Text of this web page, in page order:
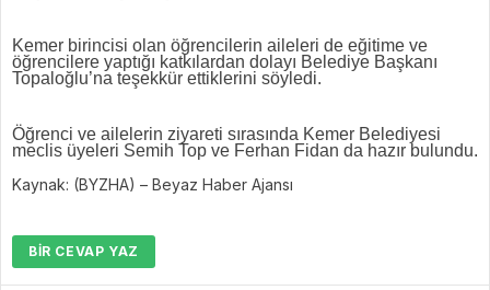
Kemer birincisi olan öğrencilerin aileleri de eğitime ve
öğrencilere yaptığı katkılardan dolayı Belediye Başkanı
Topaloğlu’na teşekkür ettiklerini söyledi.
Öğrenci ve ailelerin ziyareti sırasında Kemer Belediyesi
meclis üyeleri Semih Top ve Ferhan Fidan da hazır bulundu.
Kaynak: (BYZHA) – Beyaz Haber Ajansı
BIR CEVAP YAZ